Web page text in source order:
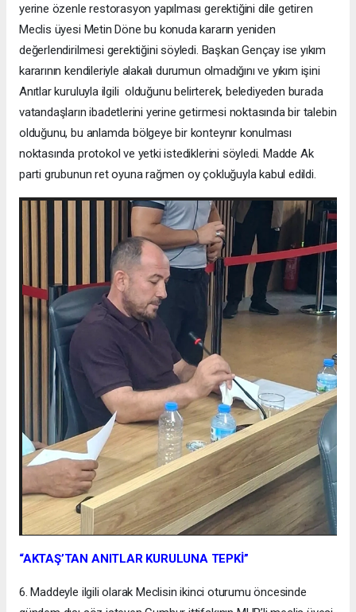
yerine özenle restorasyon yapılması gerektiğini dile getiren
Meclis üyesi Metin Döne bu konuda kararın yeniden
değerlendirilmesi gerektiğini söyledi. Başkan Gençay ise yıkım
kararının kendileriyle alakalı durumun olmadığını ve yıkım işini
Anıtlar kuruluyla ilgili olduğunu belirterek, belediyeden burada
vatandaşların ibadetlerini yerine getirmesi noktasında bir talebin
olduğunu, bu anlamda bölgeye bir konteynır konulması
noktasında protokol ve yetki istediklerini söyledi. Madde Ak
parti grubunun ret oyuna rağmen oy çokluğuyla kabul edildi.
“AKTAŞ’TAN ANITLAR KURULUNA TEPKİ”
6. Maddeyle ilgili olarak Meclisin ikinci oturumu öncesinde